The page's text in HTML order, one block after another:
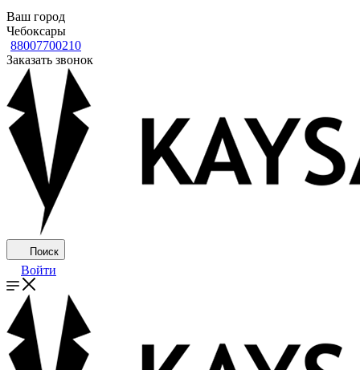
Ваш город
Чебоксары
88007700210
Заказать звонок
Поиск
Войти